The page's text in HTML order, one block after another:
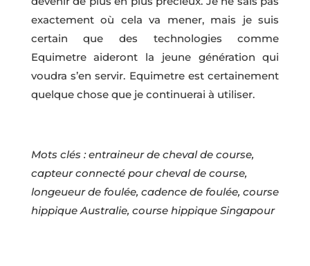
exactement où cela va mener, mais je suis
certain que des technologies comme
Equimetre aideront la jeune génération qui
voudra s’en servir. Equimetre est certainement
quelque chose que je continuerai à utiliser.
Mots clés : entraineur de cheval de course,
capteur connecté pour cheval de course,
longeueur de foulée, cadence de foulée, course
hippique Australie, course hippique Singapour